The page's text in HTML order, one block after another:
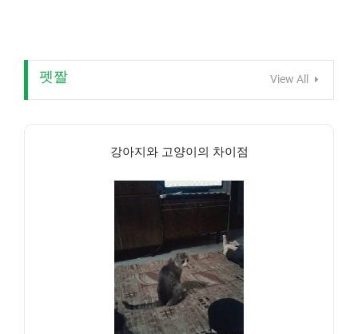
펫짤 View All
강아지와 고양이의 차이점